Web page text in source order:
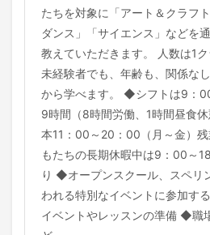
たちを対象に「アート＆クラフ
ダンス」「サイエンス」などを
教えていただきます。 人数は1
未経験者でも、年齢も、関係な
から学べます。 ◆シフトは9：
9時間（8時間労働、1時間昼食
本11：00～20：00（月～金
もたちの長期休暇中は9：00～
り ◆オープンスクール、スペリ
われる特別なイベントに参加す
イベントやレッスンの準備 ◆職